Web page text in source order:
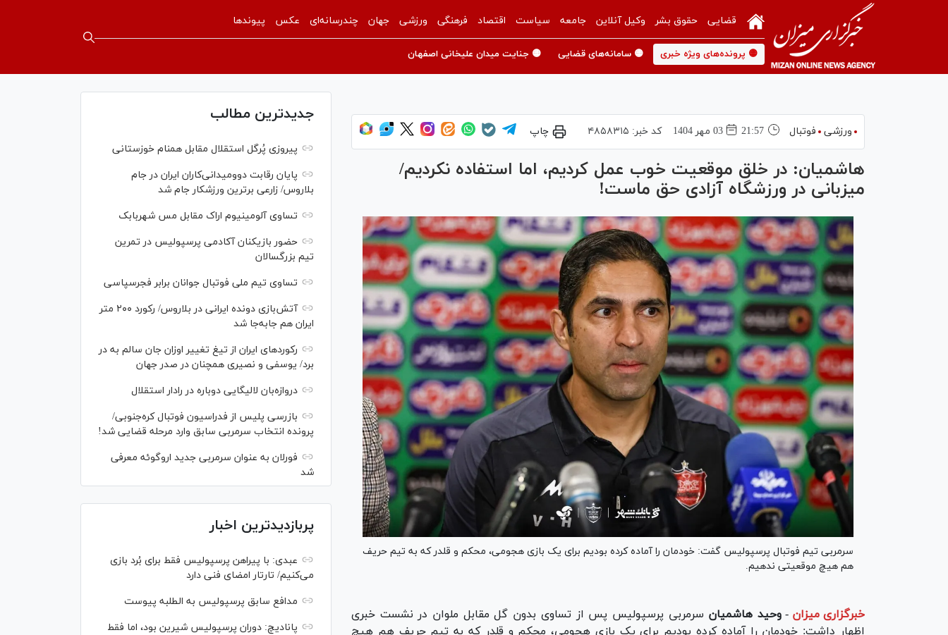
قضایی حقوق بشر وکیل آنلاین جامعه سیاست اقتصاد فرهنگی ورزشی جهان چندرسانه‌ای عکس پیوندها
🟡 پرونده‌های ویژه خبری 🟡 سامانه‌های قضایی 🟡 جنایت میدان علیخانی اصفهان
ورزشی فوتبال 21:57 03 مهر 1404 کد خبر: ۴۸۵۸۳۱۵ چاپ
هاشمیان: در خلق موقعیت خوب عمل کردیم، اما استفاده نکردیم/
میزبانی در ورزشگاه آزادی حق ماست!
سرمربی تیم فوتبال پرسپولیس گفت: خودمان را آماده کرده بودیم برای یک بازی هجومی، محکم و قلدر که به تیم حریف
هم هیچ موقعیتی ندهیم.
خبرگزاری میزان - وحید هاشمیان سرمربی پرسپولیس پس از تساوی بدون گل مقابل ملوان در نشست خبری
اظهار داشت: خودمان را آماده کرده بودیم برای یک بازی هجومی، محکم و قلدر که به تیم حریف هم هیچ
جدیدترین مطالب
پیروزی پُرگل استقلال مقابل همنام خوزستانی
پایان رقابت دوومیدانی‌کاران ایران در جام
بلاروس/ زارعی برترین ورزشکار جام شد
تساوی آلومینیوم اراک مقابل مس شهربابک
حضور بازیکنان آکادمی پرسپولیس در تمرین
تیم بزرگسالان
تساوی تیم ملی فوتبال جوانان برابر فجرسپاسی
آتش‌بازی دونده ایرانی در بلاروس/ رکورد ۲۰۰ متر
ایران هم جابه‌جا شد
رکورد‌های ایران از تیغ تغییر اوزان جان سالم به در
برد/ یوسفی و نصیری همچنان در صدر جهان
دروازه‌بان لالیگایی دوباره در رادار استقلال
بازرسی پلیس از فدراسیون فوتبال کره‌جنوبی/
پرونده انتخاب سرمربی سابق وارد مرحله قضایی شد!
فورلان به عنوان سرمربی جدید اروگوئه معرفی
شد
پربازدیدترین اخبار
عبدی: با پیراهن پرسپولیس فقط برای بُرد بازی
می‌کنیم/ تارتار امضای فنی دارد
مدافع سابق پرسپولیس به الطلبه پیوست
پانادیچ: دوران پرسپولیس شیرین بود، اما فقط